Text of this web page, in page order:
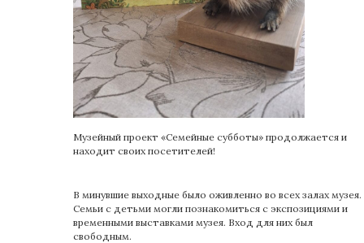
Музейный проект «Семейные субботы» продолжается и
находит своих посетителей!
В минувшие выходные было оживленно во всех залах музея.
Семьи с детьми могли познакомиться с экспозициями и
временными выставками музея. Вход для них был
свободным.